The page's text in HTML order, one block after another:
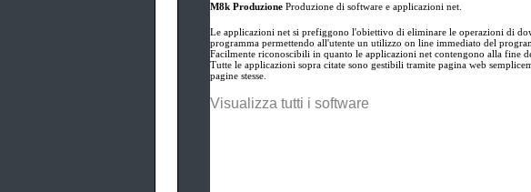
M8k Produzione Produzione di software e applicazioni net.
Le applicazioni net si prefiggono l'obiettivo di eliminare le operazioni di
programma permettendo all'utente un utilizzo on line immediato del
Facilmente riconoscibili in quanto le applicazioni net contengono alla fine
Tutte le applicazioni sopra citate sono gestibili tramite pagina web
pagine stesse.
Visualizza tutti i software